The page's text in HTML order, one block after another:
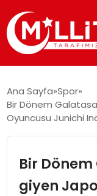
ÖZEL SAYFALAR
Ana Sayfa Spor
Bir Dönem
Oyuncusu Junichi
Bir
giyen